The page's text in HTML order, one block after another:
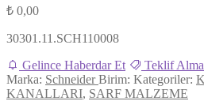
₺ 0,00
30301.11.SCH110008
Gelince Haberdar Et
Teklif
Marka: SchneiderBirim: Kategoriler:
KANALLARI, SARF MALZEME